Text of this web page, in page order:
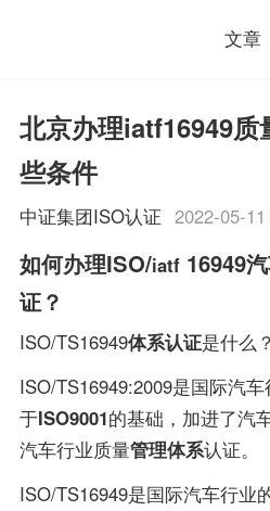
文章
北京办理iatf16949质
些条件
中证集团ISO认证 2022-05-
如何办理ISO/iatf16949
证？
ISO/TS16949体系认证是什么？
ISO/TS16949:2009是国际汽
于ISO9001的基础，加进了汽
汽车行业质量管理体系认证。
ISO/TS16949是国际汽车行业